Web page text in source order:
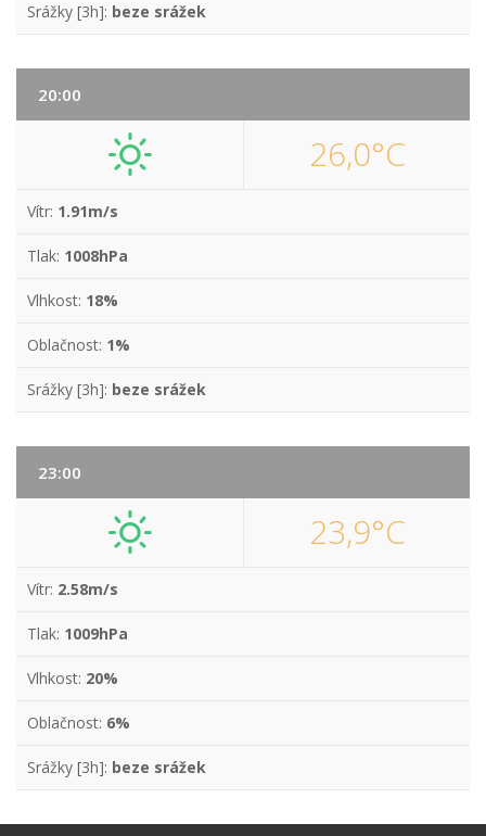
Srážky [3h]: beze srážek
20:00
26,0°C
Vítr: 1.91m/s
Tlak: 1008hPa
Vlhkost: 18%
Oblačnost: 1%
Srážky [3h]: beze srážek
23:00
23,9°C
Vítr: 2.58m/s
Tlak: 1009hPa
Vlhkost: 20%
Oblačnost: 6%
Srážky [3h]: beze srážek